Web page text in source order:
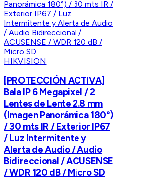
HIKVISION
[PROTECCIÓN ACTIVA]
Bala IP 6 Megapixel / 2
Lentes de Lente 2.8 mm
(Imagen Panorámica 180°)
/ 30 mts IR / Exterior IP67
/ Luz Intermitente y
Alerta de Audio / Audio
Bidireccional / ACUSENSE
/ WDR 120 dB / Micro SD